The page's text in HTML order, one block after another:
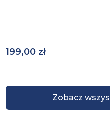
Zobacz
199,00 zł